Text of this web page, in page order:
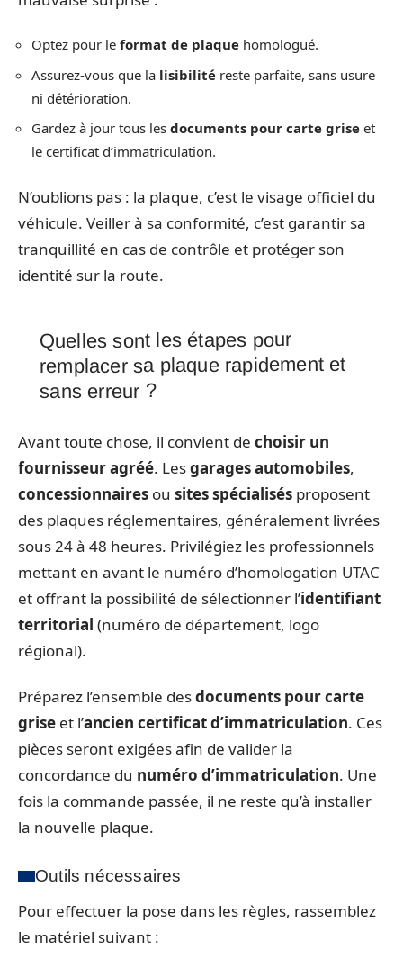
Optez pour le format de plaque homologué.
Assurez-vous que la lisibilité reste parfaite, sans usure
ni détérioration.
Gardez à jour tous les documents pour carte grise et
le certificat d’immatriculation.
N’oublions pas : la plaque, c’est le visage officiel du
véhicule. Veiller à sa conformité, c’est garantir sa
tranquillité en cas de contrôle et protéger son
identité sur la route.
Quelles sont les étapes pour
remplacer sa plaque rapidement et
sans erreur ?
Avant toute chose, il convient de choisir un
fournisseur agréé. Lesgarages automobiles,
concessionnaires ou sites spécialisés proposent
des plaques réglementaires, généralement livrées
sous 24 à 48 heures. Privilégiez les professionnels
mettant en avant le numéro d’homologation UTAC
et offrant la possibilité de sélectionner l’identifiant
territorial (numéro de département, logo
régional).
Préparez l’ensemble desdocuments pour carte
grise et l’ancien certificat d’immatriculation. Ces
pièces seront exigées afin de valider la
concordance du numéro d’immatriculation. Une
fois la commande passée, il ne reste qu’à installer
la nouvelle plaque.
Outils nécessaires
Pour effectuer la pose dans les règles, rassemblez
le matériel suivant :